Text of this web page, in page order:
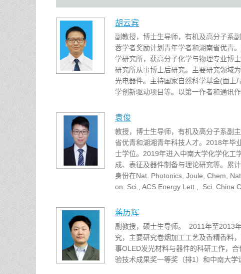
胡云宾
副教授，博士生导师，有机及高分子系
蓉学者奖励计划青年学者和湖南省优青
学研究所，获高分子化学与物理专业博
研究所从事博士后研究。主要研究领域
光电器件。主持国家自然科学基金(面上
学创新驱动项目等。以第一作者和通讯作
袁俊
教授，博士生导师，有机及高分子系副
省优青和湖湘青年科技人才。2018年毕
士学位。2019年进入中南大学化学化工
成、表征及器件制备与理论研究等。累
身份在Nat. Photonics, Joule, Chem,
on. Sci., ACS Energy Lett., Sci. China
蒋历辉
副教授，硕士生导师。 2011年至2013
究，主要研究卷烟加工工艺及香精香料
事OLED发光材料与器件的科研工作，
验技术成果奖一等奖（排1）和中南大学